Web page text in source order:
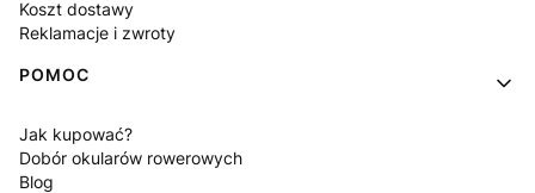
Koszt dostawy
Reklamacje i zwroty
POMOC
Jak kupować?
Dobór okularów rowerowych
Blog